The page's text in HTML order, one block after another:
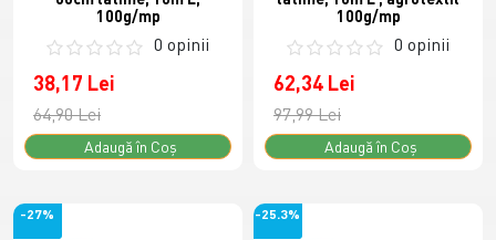
100g/mp
0 opinii
38,17 Lei
64,90 Lei
Adaugă în Coş
100g/mp
0 opinii
62,34 Lei
97,99 Lei
Adaugă în Coş
-27% -25.3%